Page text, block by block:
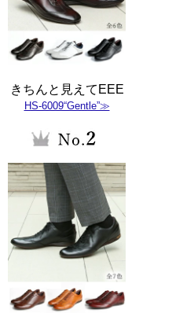
きちんと見えてEEE
HS-6009“Gentle”≫